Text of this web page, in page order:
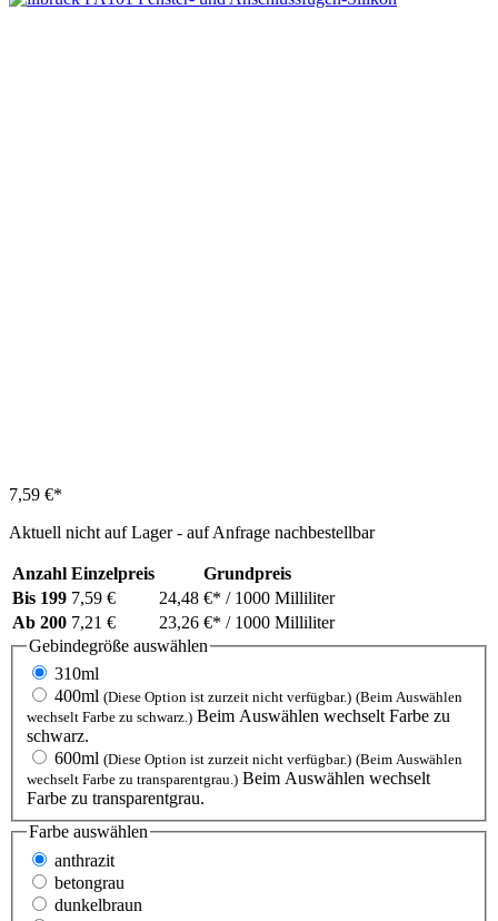
7,59 €*
Aktuell nicht auf Lager - auf Anfrage nachbestellbar
Anzahl Einzelpreis
Grundpreis
Bis 199 7,59 € 24,48 €* / 1000 Milliliter
Ab 200 7,21 € 23,26 €* / 1000 Milliliter
Gebindegröße auswählen
310ml
400ml (Diese Option ist zurzeit nicht verfügbar.) (Beim Auswählen
wechselt Farbe zu schwarz.) Beim Auswählen wechselt Farbe zu
schwarz.
600ml (Diese Option ist zurzeit nicht verfügbar.) (Beim Auswählen
wechselt Farbe zu transparentgrau.) Beim Auswählen wechselt
Farbe zu transparentgrau.
Farbe auswählen
anthrazit
betongrau
dunkelbraun